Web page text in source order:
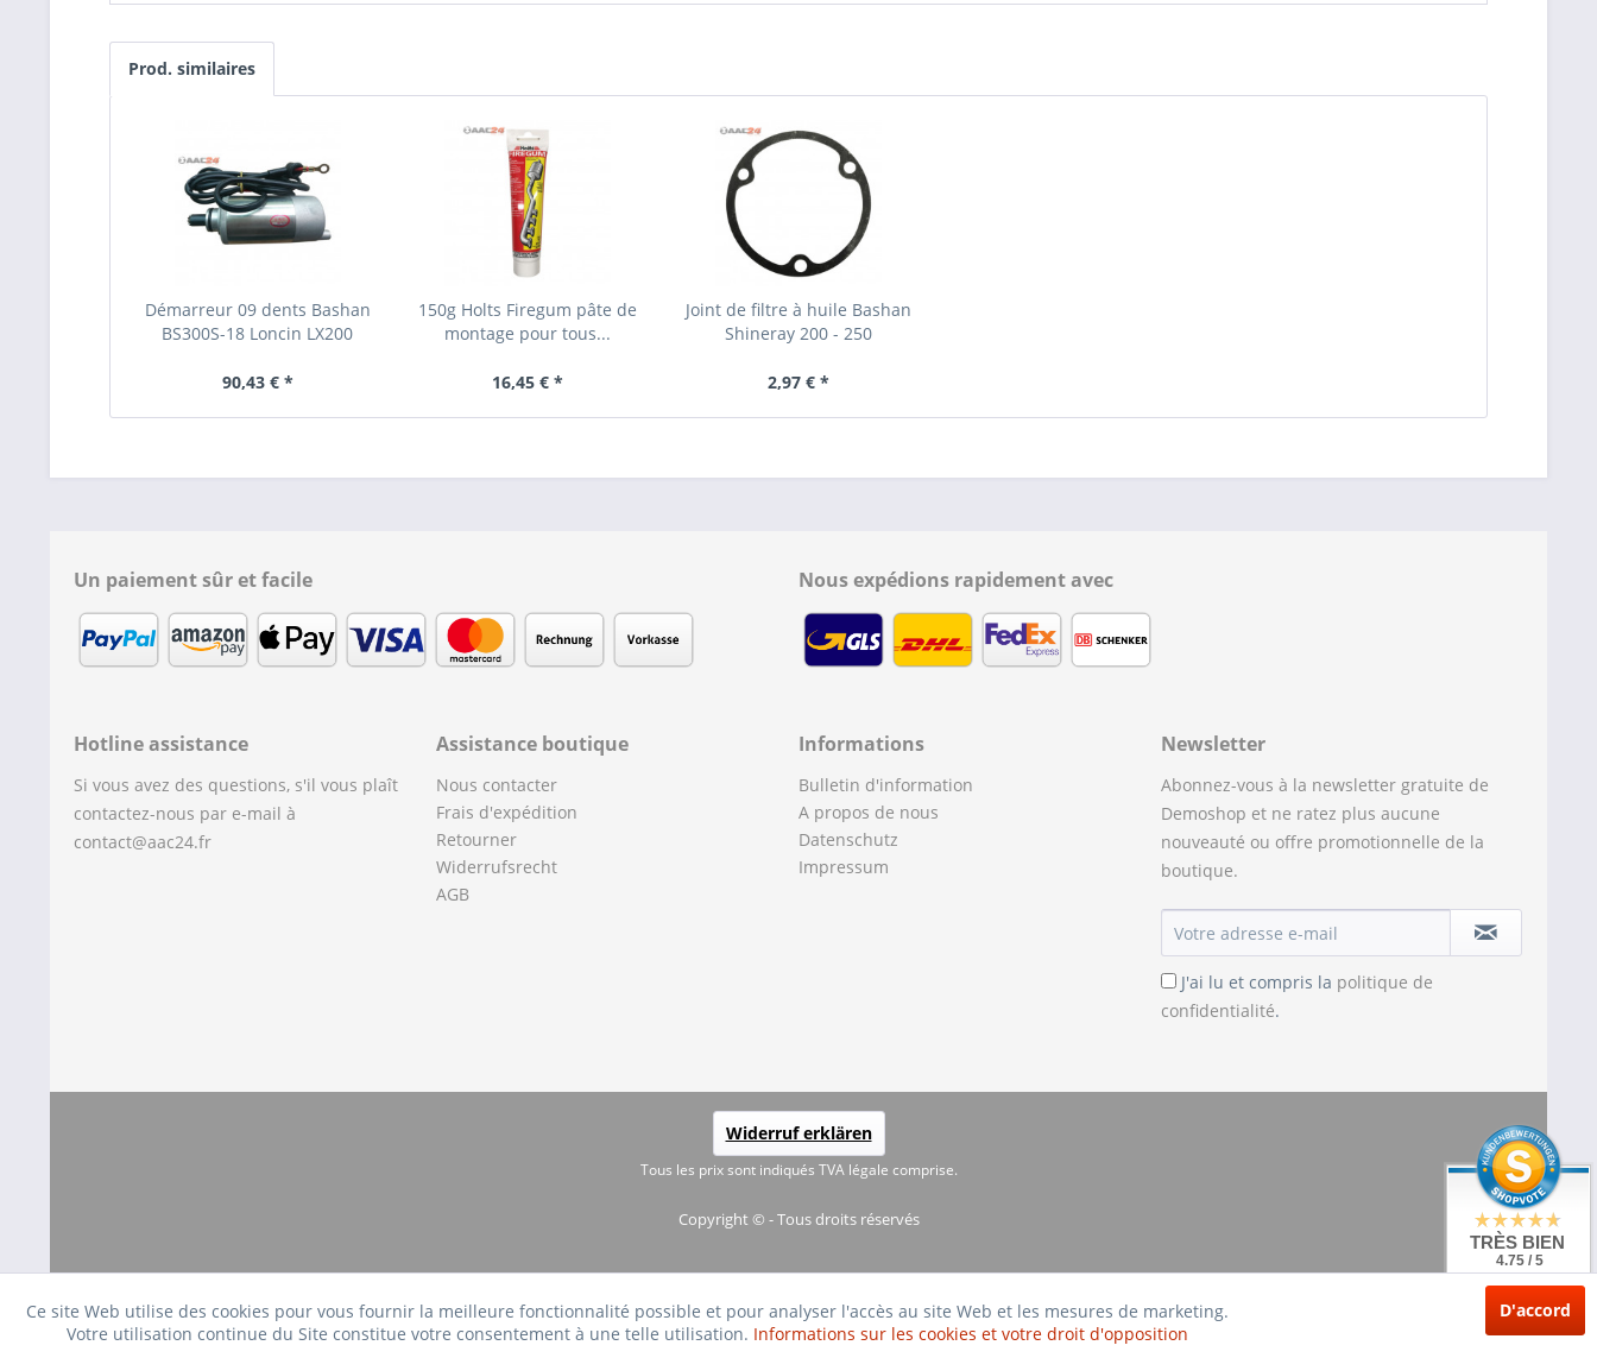
Prod. similaires
Démarreur 09 dents Bashan
BS300S-18 Loncin LX200
90,43 € *
150g Holts Firegum pâte de
montage pour tous...
16,45 € *
Joint de filtre à huile Bashan
Shineray 200 - 250
2,97 € *
Un paiement sûr et facile Nous expédions rapidement avec
Hotline assistance
Si vous avez des questions, s'il vous plaît
contactez-nous par e-mail à
contact@aac24.fr
Assistance boutique
Nous contacter
Frais d'expédition
Retourner
Widerrufsrecht
AGB
Informations
Bulletin d'information
A propos de nous
Datenschutz
Impressum
Newsletter
Abonnez-vous à la newsletter gratuite de
Demoshop et ne ratez plus aucune
nouveauté ou offre promotionnelle de la
boutique.
J'ai lu et compris la politique de
confidentialité.
Widerruf erklären
Tous les prix sont indiqués TVA légale comprise.
Copyright © - Tous droits réservés
Ce site Web utilise des cookies pour vous fournir la meilleure fonctionnalité possible et pour analyser l'accès au site Web et les mesures de marketing.
Votre utilisation continue du Site constitue votre consentement à une telle utilisation. Informations sur les cookies et votre droit d'opposition
D'accord
TRÈS BIEN
4.75 / 5
de 20 Évaluations
à: shopvote.de